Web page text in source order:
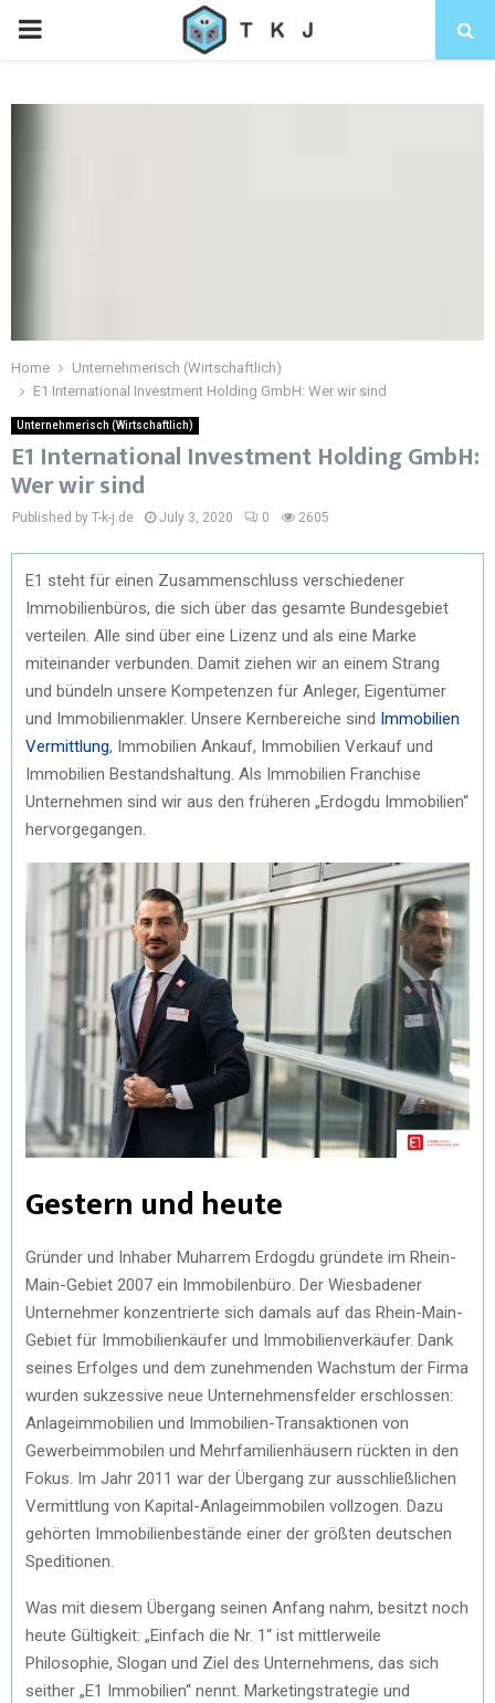
Home
Unternehmerisch (Wirtschaftlich)
E1 International Investment Holding GmbH: Wer wir sind
Unternehmerisch (Wirtschaftlich)
E1 International Investment Holding GmbH:
Wer wir sind
Published by T-k-j.de July 3, 2020 0 2605
E1 steht für einen Zusammenschluss verschiedener
Immobilienbüros, die sich über das gesamte Bundesgebiet
verteilen. Alle sind über eine Lizenz und als eine Marke
miteinander verbunden. Damit ziehen wir an einem Strang
und bündeln unsere Kompetenzen für Anleger, Eigentümer
und Immobilienmakler. Unsere Kernbereiche sind Immobilien
Vermittlung, Immobilien Ankauf, Immobilien Verkauf und
Immobilien Bestandshaltung. Als Immobilien Franchise
Unternehmen sind wir aus den früheren „Erdogdu Immobilien“
hervorgegangen.
Gestern und heute
Gründer und Inhaber Muharrem Erdogdu gründete im Rhein-
Main-Gebiet 2007 ein Immobilenbüro. Der Wiesbadener
Unternehmer konzentrierte sich damals auf das Rhein-Main-
Gebiet für Immobilienkäufer und Immobilienverkäufer. Dank
seines Erfolges und dem zunehmenden Wachstum der Firma
wurden sukzessive neue Unternehmensfelder erschlossen:
Anlageimmobilien und Immobilien-Transaktionen von
Gewerbeimmobilen und Mehrfamilienhäusern rückten in den
Fokus. Im Jahr 2011 war der Übergang zur ausschließlichen
Vermittlung von Kapital-Anlageimmobilen vollzogen. Dazu
gehörten Immobilienbestände einer der größten deutschen
Speditionen.
Was mit diesem Übergang seinen Anfang nahm, besitzt noch
heute Gültigkeit: „Einfach die Nr. 1“ ist mittlerweile
Philosophie, Slogan und Ziel des Unternehmens, das sich
seither „E1 Immobilien“ nennt. Marketingstrategie und